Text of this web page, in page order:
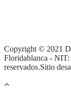
Copyright © 2021
Floridablanca - NIT:
reservados.Sitio